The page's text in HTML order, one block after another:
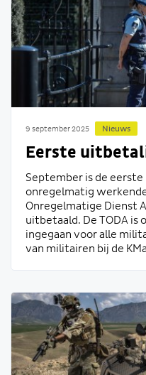
9 september 2025 Nieuws
Eerste
September is de eerste
onregelmatig
Onregelmatige Dienst
uitbetaald. De TODA is
ingegaan voor alle
van militairen bij de